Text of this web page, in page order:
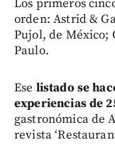
Los primeros
orden: Astrid &
Pujol, de México;
Paulo.
Ese listado se
experiencias de
gastronómica de
revista